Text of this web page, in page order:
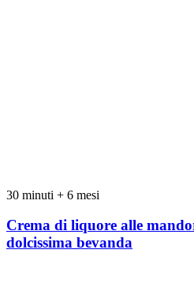
30 minuti + 6 mesi
Crema di liquore alle
dolcissima bevanda